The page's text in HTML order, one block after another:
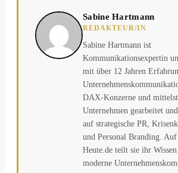
Sabine Hartmann
REDAKTEUR/IN
Sabine Hartmann ist
Kommunikationsexpertin
mit über 12 Jahren
DAX-Konzerne und
Unternehmen gearbeitet
auf strategische PR,
und Personal Branding.
Heute.de teilt sie ihr
moderne